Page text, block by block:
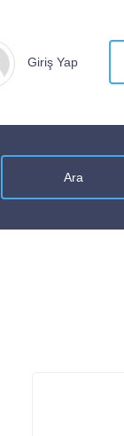
Giriş Yap